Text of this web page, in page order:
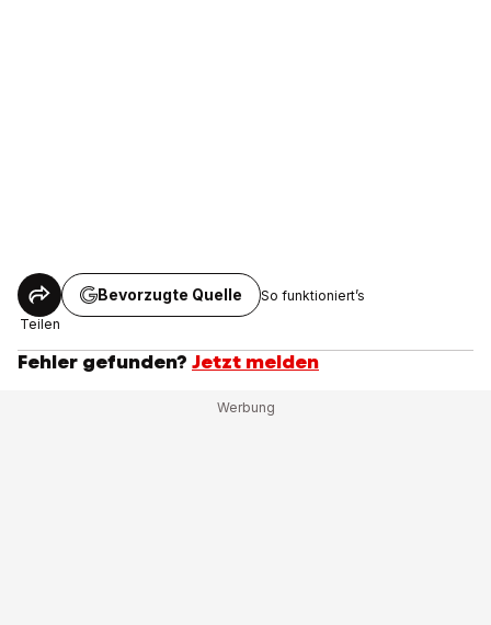
Teilen
Bevorzugte Quelle So funktioniert’s
Fehler gefunden? Jetzt melden